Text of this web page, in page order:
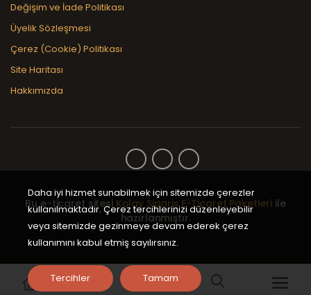
Değişim ve İade Politikası
Üyelik Sözleşmesi
Çerez (Cookie) Politikası
Site Haritası
Hakkımızda
Bu e-ticaret sitesi Kolay Sipariş E-Ticaret Paketleri ile
hazırlanmıştır.
Daha iyi hizmet sunabilmek için sitemizde çerezler
kullanılmaktadır. Çerez tercihlerinizi düzenleyebilir
veya sitemizde gezinmeye devam ederek çerez
kullanımını kabul etmiş sayılırsınız.
Tercihler Tamam